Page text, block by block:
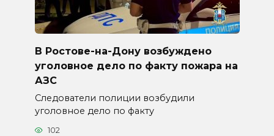
В Ростове-на-Дону возбуждено
уголовное дело по факту пожара на
АЗС
Следователи полиции возбудили
уголовное дело по факту
102